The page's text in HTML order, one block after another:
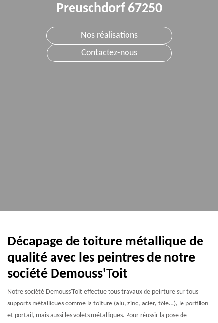
Preuschdorf 67250
Nos réalisations
Contactez-nous
Décapage de toiture métallique de
qualité avec les peintres de notre
société Demouss'Toit
Notre société Demouss'Toit effectue tous travaux de peinture sur tous
supports métalliques comme la toiture (alu, zinc, acier, tôle…), le portillon
et portail, mais aussi les volets métalliques. Pour réussir la pose de